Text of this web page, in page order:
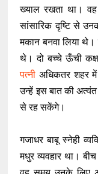
ख्याल रखता था।
सांसारिक दृष्टि से
मकान बनवा लिया
थे। दो बच्चे ऊँची
पत्नी अधिकतर शहर में
उन्हें इस बात की
से रह सकेंगे।
गजाधर बाबू स्नेही
मधुर व्यवहार था।